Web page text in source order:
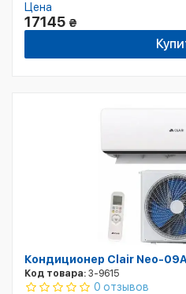
Цена
17145 ₴
Кондиционер Clair Neo-
Код товара: 3-9615
0 отзывов